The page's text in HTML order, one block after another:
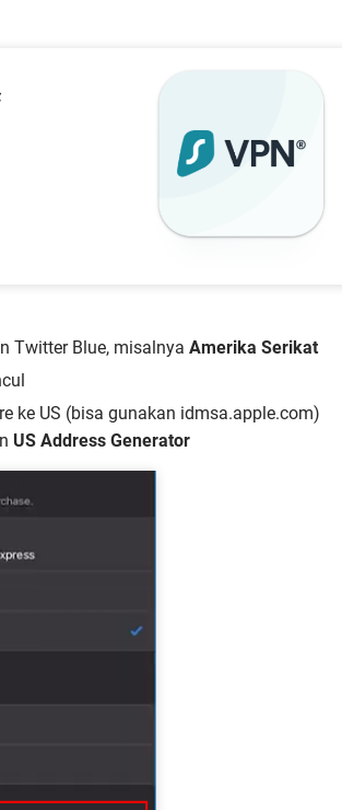
Twitter Blue, misalnya Amerika Serikat
ke US (bisa gunakan idmsa.apple.com)
US Address Generator